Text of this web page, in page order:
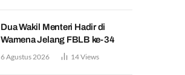
Dua Wakil Menteri Hadir di
Wamena Jelang FBLB ke-34
6 Agustus 2026 14Views